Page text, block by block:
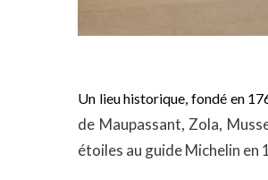
Un lieu historique, fondé en
de Maupassant, Zola,
étoiles au guide Michelin en